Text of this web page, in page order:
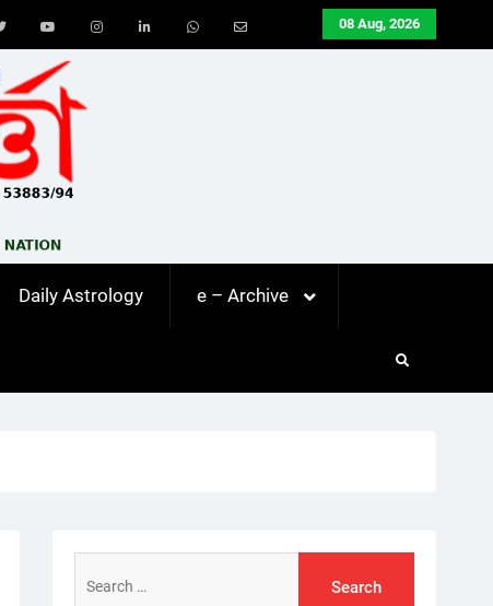
08 Aug, 2026
Youtube
Daily Astrology e – Archive
for: